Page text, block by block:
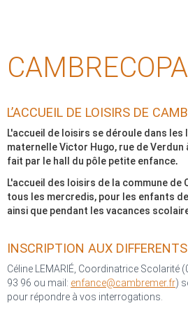
L’ACCUEIL DE LOISIRS DE
L'accueil de loisirs se déroule dans les
maternelle Victor Hugo, rue de Verdun
fait par le hall du pôle petite enfance.
L'accueil des loisirs de la commune de
tous les mercredis, pour les enfants
ainsi que pendant les vacances
INSCRIPTION AUX
Céline LEMARIÉ, Coordinatrice Scolarité
93 96 ou mail: enfance@cambremer.fr)
pour répondre à vos interrogations.